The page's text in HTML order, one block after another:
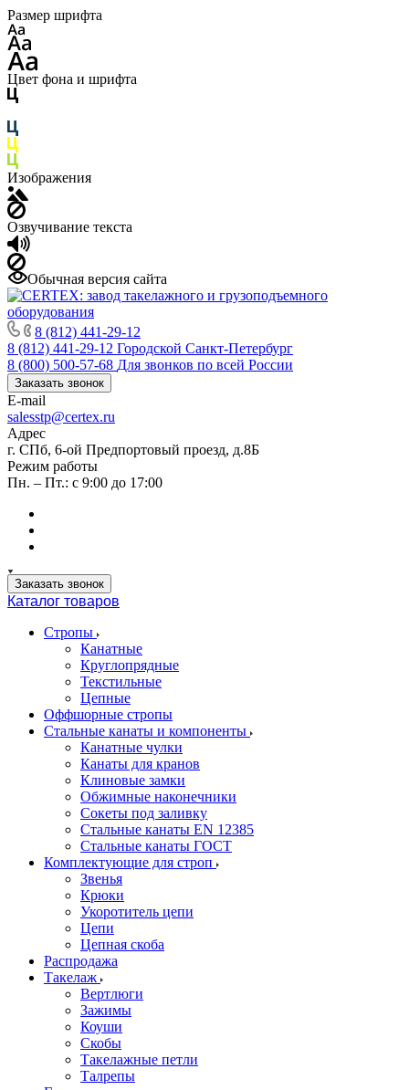
Размер шрифта
Цвет фона и шрифта
Изображения
Озвучивание текста
Обычная версия сайта
8 (812) 441-29-12
8 (812) 441-29-12 Городской Санкт-Петербург
8 (800) 500-57-68 Для звонков по всей России
Заказать звонок
E-mail
salesstp@certex.ru
Адрес
г. СПб, 6-ой Предпортовый проезд, д.8Б
Режим работы
Пн. – Пт.: с 9:00 до 17:00
Заказать звонок
Каталог товаров
Стропы
Канатные
Круглопрядные
Текстильные
Цепные
Оффшорные стропы
Стальные канаты и компоненты
Канатные чулки
Канаты для кранов
Клиновые замки
Обжимные наконечники
Сокеты под заливку
Стальные канаты EN 12385
Стальные канаты ГОСТ
Комплектующие для строп
Звенья
Крюки
Укоротитель цепи
Цепи
Цепная скоба
Распродажа
Такелаж
Вертлюги
Зажимы
Коуши
Скобы
Такелажные петли
Талрепы